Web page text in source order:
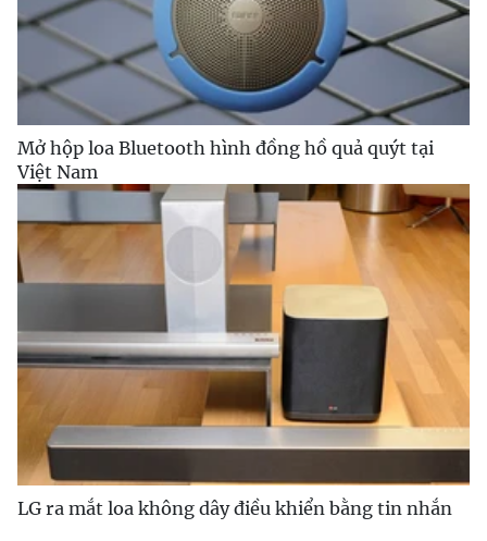
Mở hộp loa Bluetooth hình đồng hồ quả quýt tại
Việt Nam
LG ra mắt loa không dây điều khiển bằng tin nhắn